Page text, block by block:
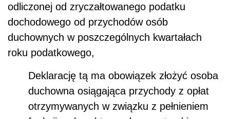
odliczonej od zryczałtowanego podatku
dochodowego od przychodów osób
duchownych w poszczególnych kwartałach
roku podatkowego,
Deklarację tą ma obowiązek złożyć osoba
duchowna osiągająca przychody z opłat
otrzymywanych w związku z pełnieniem